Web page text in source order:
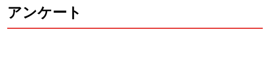
アンケート